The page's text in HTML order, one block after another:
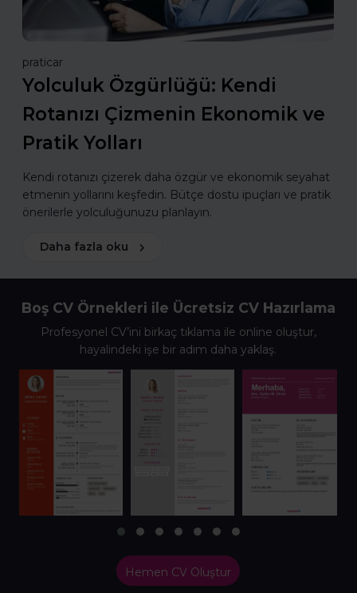
praticar
Yolculuk Özgürlüğü: Kendi
Rotanızı Çizmenin Ekonomik ve
Pratik Yolları
Kendi rotanızı çizerek daha özgür ve ekonomik seyahat
etmenin yollarını keşfedin. Bütçe dostu ipuçları ve pratik
önerilerle yolculuğunuzu planlayın.
Daha fazla oku
Boş CV Örnekleri ile Ücretsiz CV Hazırlama
Profesyonel CV’ini birkaç tıklama ile online oluştur,
hayalindeki işe bir adım daha yaklaş.
Hemen CV Oluştur